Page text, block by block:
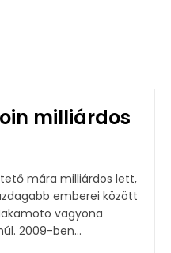
milliárdos
mára milliárdos lett,
emberei között
továbbra is mindenkit felülmúl. 2009-ben...